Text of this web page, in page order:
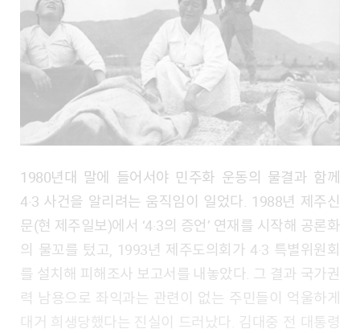
1980년대 말에 들어서야 민주화 운동의 물결과 함께
4·3 사건을 알리려는 움직임이 일었다. 1988년 제주신
문(현 제주일보)에서 ‘4·3의 증언’ 연재를 시작해 공론화
의 물꼬를 텄고, 1993년 제주도의회가 4·3 특별위원회
를 설치해 피해조사 보고서를 내놓았다. 그 결과 국가권
력 남용으로 좌익과는 관련이 없는 주민들이 억울하게
대거 희생당했다는 진실이 드러났다. 김대중 전 대통령